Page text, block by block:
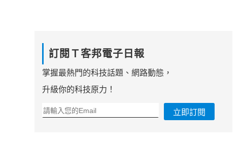
訂閱Ｔ客邦電子日報
掌握最熱門的科技話題、網路動態，
升級你的科技原力！
立即訂閱